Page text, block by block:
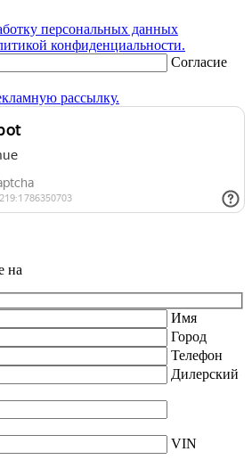
персональных данных
конфиденциальности.
Согласие
рассылку.
на
Имя
Город
Телефон
Дилерский
VIN